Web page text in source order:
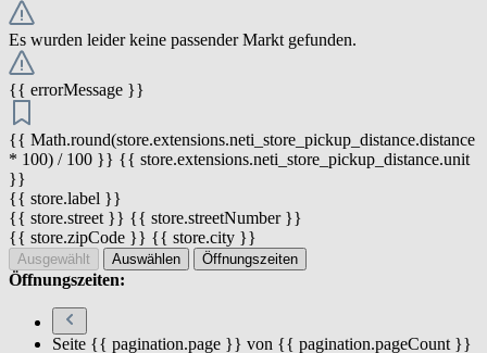
Es wurden leider keine passender Markt gefunden.
{{ errorMessage }}
{{ Math.round(store.extensions.neti_store_pickup_distance.distance
* 100) / 100 }} {{ store.extensions.neti_store_pickup_distance.unit
}}
{{ store.label }}
{{ store.street }} {{ store.streetNumber }}
{{ store.zipCode }} {{ store.city }}
Ausgewählt Auswählen Öffnungszeiten
Öffnungszeiten:
Seite {{ pagination.page }} von {{ pagination.pageCount }}